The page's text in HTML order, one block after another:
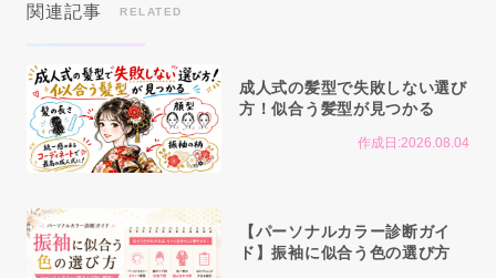
関連記事 RELATED
成人式の髪型で失敗しない選び
方！似合う髪型が見つかる
作成日:2026.08.04
【パーソナルカラー診断ガイ
ド】振袖に似合う色の選び方